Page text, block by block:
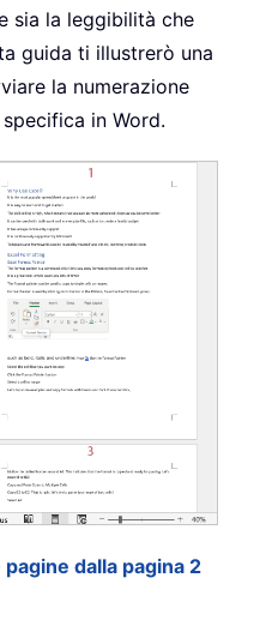
sia la leggibilità che
guida ti illustrerò una
la numerazione
in Word.
dalla pagina 2